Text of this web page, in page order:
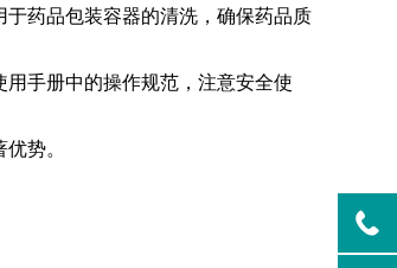
药品包装容器的清洗，确保药品质
手册中的操作规范，注意安全使
势。